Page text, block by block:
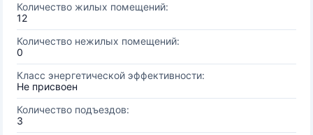
Количество жилых помещений:
12
Количество нежилых помещений:
0
Класс энергетической эффективности:
Не присвоен
Количество подъездов:
3